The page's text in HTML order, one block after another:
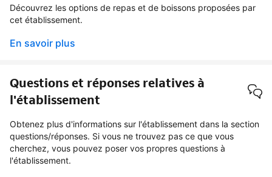
Découvrez les options de repas et de boissons proposées par
cet établissement.
En savoir plus
Questions et réponses relatives à
l'établissement
Obtenez plus d'informations sur l'établissement dans la section
questions/réponses. Si vous ne trouvez pas ce que vous
cherchez, vous pouvez poser vos propres questions à
l'établissement.